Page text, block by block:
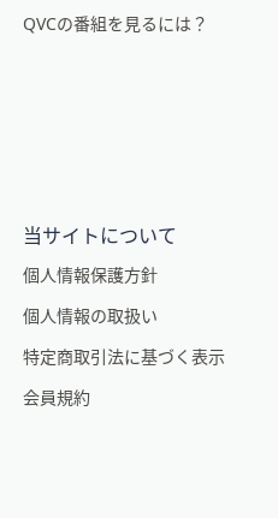
QVCの番組を見るには？
当サイトについて
個人情報保護方針
個人情報の取扱い
特定商取引法に基づく表示
会員規約